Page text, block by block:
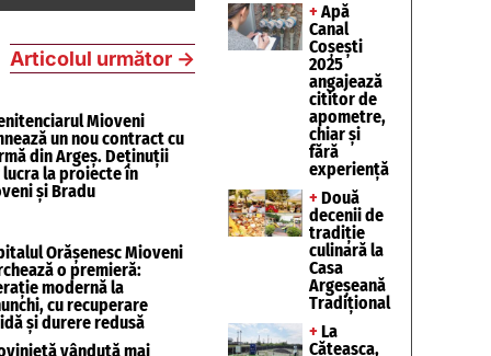
Articolul următor→
Mioveni
un nou contract cu
din Argeș. Deținuții
la proiecte în
și Bradu
Orășenesc Mioveni
o premieră:
modernă la
cu recuperare
și durere redusă
vândută mai
+ Apă
Canal
Coșești
2025
angajează
cititor de
apometre,
chiar și
fără
experiență
+ Două
decenii de
tradiție
culinară la
Casa
Argeșeană
Tradițional
+ La
Căteasca,